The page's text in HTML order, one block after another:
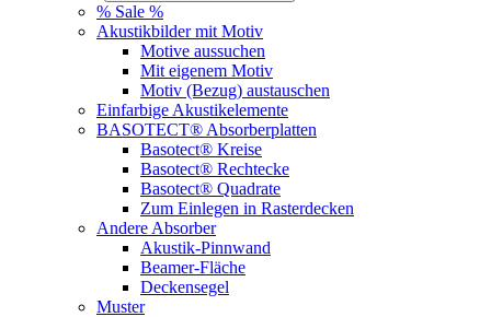
% Sale %
Akustikbilder mit Motiv
Motive aussuchen
Mit eigenem Motiv
Motiv (Bezug) austauschen
Einfarbige Akustikelemente
BASOTECT® Absorberplatten
Basotect® Kreise
Basotect® Rechtecke
Basotect® Quadrate
Zum Einlegen in Rasterdecken
Andere Absorber
Akustik-Pinnwand
Beamer-Fläche
Deckensegel
Muster